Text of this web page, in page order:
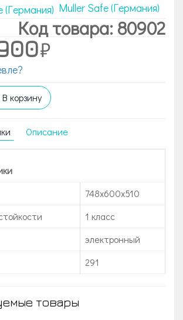
Muller Safe (Германия)
Код товара: 80902
В корзину
Описание
748x600x510
1 класс
электронный
291
товары